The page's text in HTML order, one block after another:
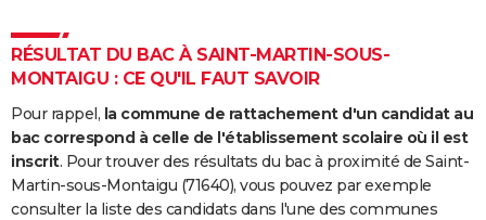
COPAINS D'AVANT
S'inscrire
Se connecter
Lycées
Collèges
Primaires
Universités
Entreprises
Service militaire
Avis de recherche
AVIS DE DÉCÈS
FORUM
Bricolage
Lifestyle
Culture
Sport
Auto
Television
Voyage
Cinema
RÉSULTAT DU BAC À SAINT-MARTIN-SOUS-
MONTAIGU : CE QU'IL FAUT SAVOIR
Pour rappel, la commune de rattachement d'un candidat au
bac correspond à celle de l'établissement scolaire où il est
inscrit. Pour trouver des résultats du bac à proximité de Saint-
Martin-sous-Montaigu (71640), vous pouvez par exemple
consulter la liste des candidats dans l'une des communes